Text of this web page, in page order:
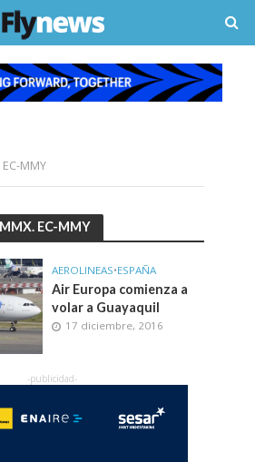
MMY
EC-MMY
AEROLINEAS•ESPAÑA
Air Europa comienza a
volar a Guayaquil
17 diciembre, 2016